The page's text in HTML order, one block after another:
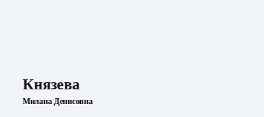
Князева
Милана Денисовна